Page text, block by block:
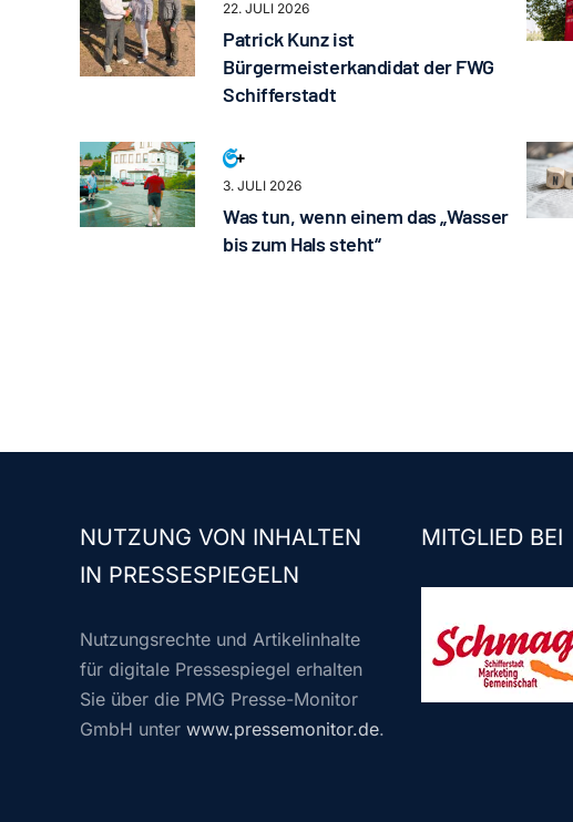
22. JULI 2026
Patrick Kunz ist
Bürgermeisterkandidat der FWG
Schifferstadt
3. JULI 2026
Was tun, wenn einem das „Wasser
bis zum Hals steht“
NUTZUNG VON INHALTEN
IN PRESSESPIEGELN
Nutzungsrechte und Artikelinhalte
für digitale Pressespiegel erhalten
Sie über die PMG Presse-Monitor
GmbH unter www.pressemonitor.de.
MITGLIED BEI